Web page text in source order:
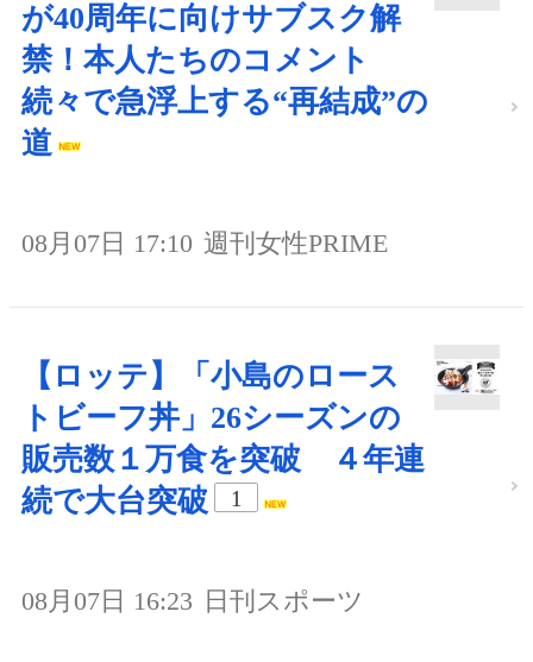
が40周年に向けサブスク解
禁！本人たちのコメント
続々で急浮上する“再結成”の
道
08月07日 17:10 週刊女性PRIME
【ロッテ】「小島のロース
トビーフ丼」26シーズンの
販売数１万食を突破 ４年連
続で大台突破
1
08月07日 16:23 日刊スポーツ